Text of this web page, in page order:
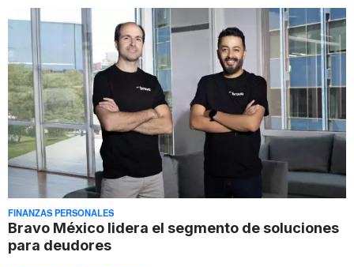
FINANZAS PERSONALES
Bravo México lidera el segmento de soluciones
para deudores